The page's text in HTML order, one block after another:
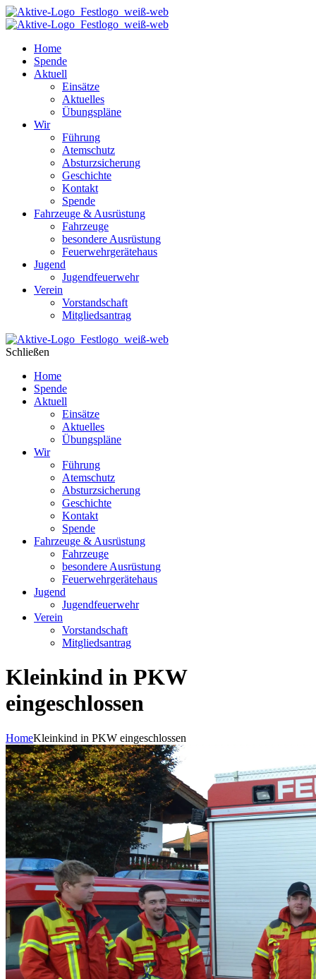
Home
Spende
Aktuell
Einsätze
Aktuelles
Übungspläne
Wir
Führung
Atemschutz
Absturzsicherung
Geschichte
Kontakt
Spende
Fahrzeuge & Ausrüstung
Fahrzeuge
besondere Ausrüstung
Feuerwehrgerätehaus
Jugend
Jugendfeuerwehr
Verein
Vorstandschaft
Mitgliedsantrag
Schließen
Home
Spende
Aktuell
Einsätze
Aktuelles
Übungspläne
Wir
Führung
Atemschutz
Absturzsicherung
Geschichte
Kontakt
Spende
Fahrzeuge & Ausrüstung
Fahrzeuge
besondere Ausrüstung
Feuerwehrgerätehaus
Jugend
Jugendfeuerwehr
Verein
Vorstandschaft
Mitgliedsantrag
Kleinkind in PKW
eingeschlossen
HomeKleinkind in PKW eingeschlossen